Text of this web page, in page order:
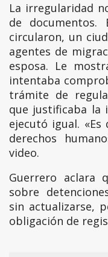
La irregularidad
de
circularon, un
agentes de
esposa. Le
intentaba
trámite de
que justificaba la
ejecutó igual.
derechos
video.
Guerrero aclara
sobre
sin actualizarse,
obligación de